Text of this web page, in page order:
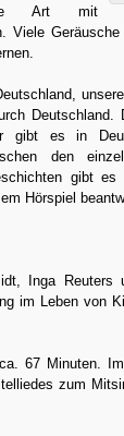
Art mit
Viele
gibt es in
den
gibt
Hörspiel
Inga Reuters
im Leben von
67 Minuten.
zum